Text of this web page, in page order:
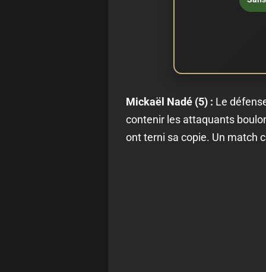
Mickaël Nadé (5) : Le
contenir les attaquants
ont terni sa copie. Un match